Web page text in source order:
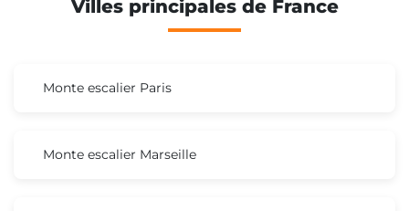
Villes principales de France
Monte escalier Paris
Monte escalier Marseille